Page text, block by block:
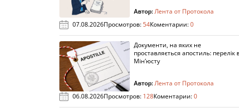
Автор:Лента от Протокола
07.08.2026Просмотров:54Коментарии:0
Документи, на яких не
проставляється апостиль: перелік
Мін’юсту
Автор:Лента от Протокола
06.08.2026Просмотров: 128Коментарии:0